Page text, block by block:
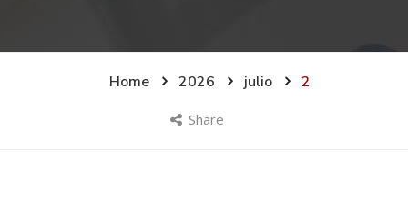
Home 2026 julio 2
Share